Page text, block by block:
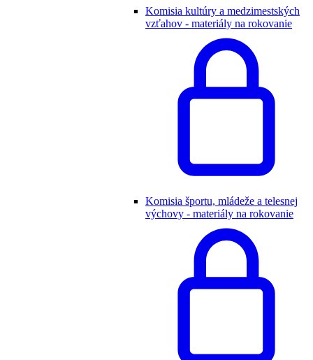
Komisia kultúry a medzimestských
vzťahov - materiály na rokovanie
Komisia športu, mládeže a telesnej
výchovy - materiály na rokovanie